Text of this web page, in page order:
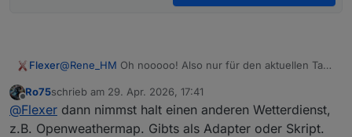
Flexer@Rene_HM Oh nooooo! Also nur für den aktuellen Tag!
Rasenmäher usw usw benutzt teilweise 5 Tage im
voraus. Ich glaub ich kann jetzt alles erstmal
deaktivieren. Mist!
Gibts die benötigten Daten nicht mehr durch die API für
die Berechnung?
Oh gott meine vis 😫😢
Offline
Ro75schrieb am 29. Apr. 2026, 17:41
zuletzt editiert von
@Flexer dann nimmst halt einen anderen Wetterdienst,
z.B. Openweathermap. Gibts als Adapter oder Skript.